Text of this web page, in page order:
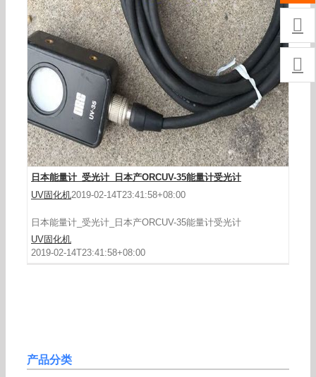
日本能量计_受光计_日本产ORCUV-35能量计受光计
UV固化机2019-02-14T23:41:58+08:00
日本能量计_受光计_日本产ORCUV-35能量计受光计
UV固化机
2019-02-14T23:41:58+08:00
产品分类

